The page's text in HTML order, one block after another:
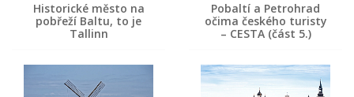
Historické město na
pobřeží Baltu, to je
Tallinn
Pobaltí a Petrohrad
očima českého turisty
– CESTA (část 5.)